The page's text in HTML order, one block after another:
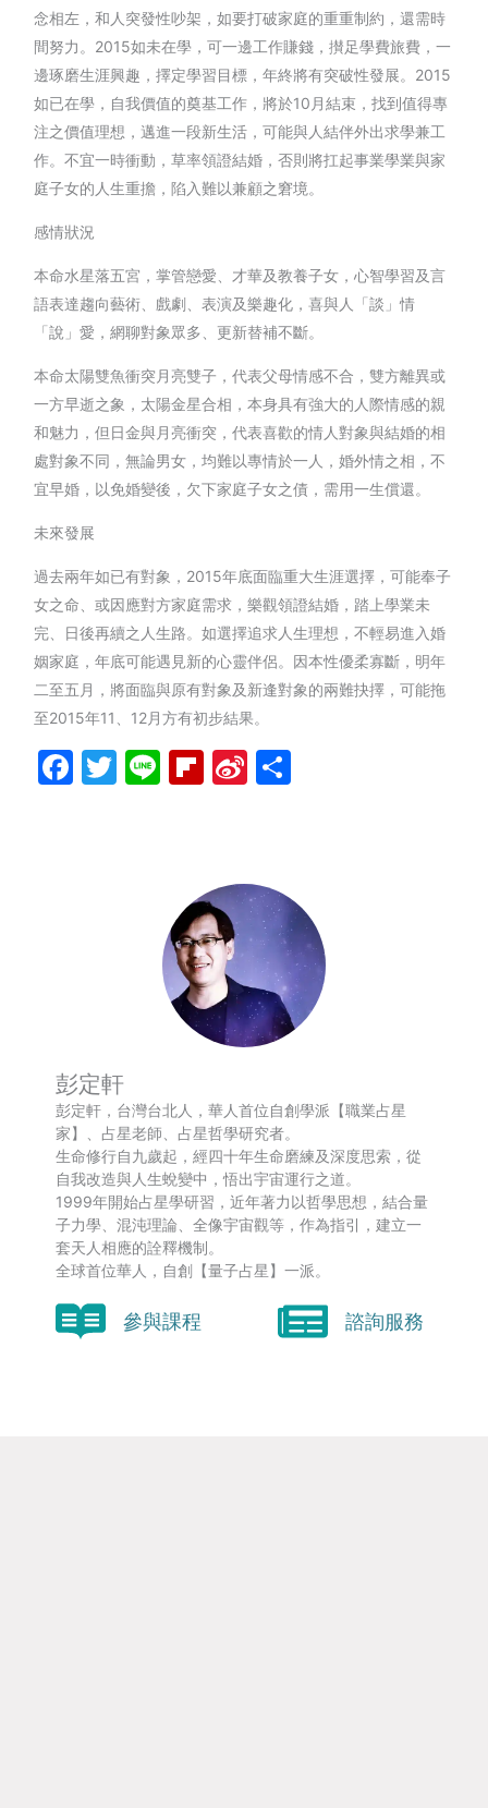
念相左，和人突發性吵架，如要打破家庭的重重制約，還需時
間努力。2015如未在學，可一邊工作賺錢，攅足學費旅費，一
邊琢磨生涯興趣，擇定學習目標，年終將有突破性發展。2015
如已在學，自我價值的奠基工作，將於10月結束，找到值得專
注之價值理想，邁進一段新生活，可能與人結伴外出求學兼工
作。不宜一時衝動，草率領證結婚，否則將扛起事業學業與家
庭子女的人生重擔，陷入難以兼顧之窘境。
感情狀況
本命水星落五宮，掌管戀愛、才華及教養子女，心智學習及言
語表達趨向藝術、戲劇、表演及樂趣化，喜與人「談」情
「說」愛，網聊對象眾多、更新替補不斷。
本命太陽雙魚衝突月亮雙子，代表父母情感不合，雙方離異或
一方早逝之象，太陽金星合相，本身具有強大的人際情感的親
和魅力，但日金與月亮衝突，代表喜歡的情人對象與結婚的相
處對象不同，無論男女，均難以專情於一人，婚外情之相，不
宜早婚，以免婚變後，欠下家庭子女之債，需用一生償還。
未來發展
過去兩年如已有對象，2015年底面臨重大生涯選擇，可能奉子
女之命、或因應對方家庭需求，樂觀領證結婚，踏上學業未
完、日後再續之人生路。如選擇追求人生理想，不輕易進入婚
姻家庭，年底可能遇見新的心靈伴侶。因本性優柔寡斷，明年
二至五月，將面臨與原有對象及新逢對象的兩難抉擇，可能拖
至2015年11、12月方有初步結果。
Facebook
Twitter
LineFlipboard
Sina
彭定軒
彭定軒，台灣台北人，華人首位自創學派【職業占星
家】、占星老師、占星哲學研究者。
生命修行自九歲起，經四十年生命磨練及深度思索，從
自我改造與人生蛻變中，悟出宇宙運行之道。
1999年開始占星學研習，近年著力以哲學思想，結合量
子力學、混沌理論、全像宇宙觀等，作為指引，建立一
套天人相應的詮釋機制。
全球首位華人，自創【量子占星】一派。
參與課程 諮詢服務